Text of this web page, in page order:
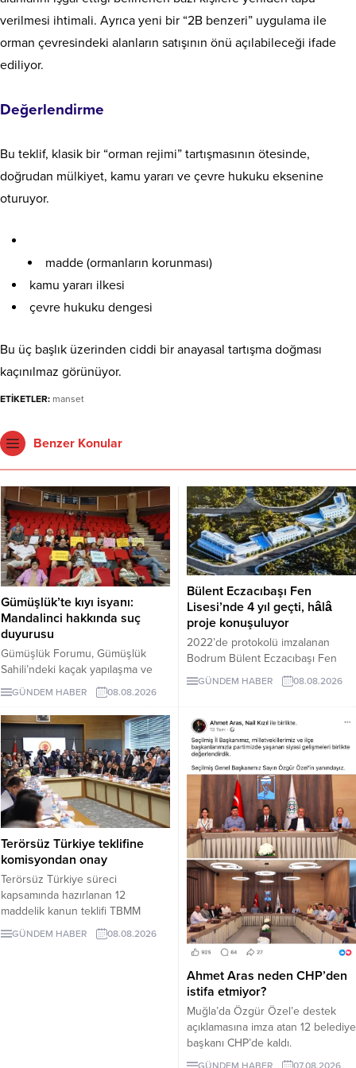
verilmesi ihtimali. Ayrıca yeni bir “2B benzeri” uygulama ile
orman çevresindeki alanların satışının önü açılabileceği ifade
ediliyor.
Değerlendirme
Bu teklif, klasik bir “orman rejimi” tartışmasının ötesinde,
doğrudan mülkiyet, kamu yararı ve çevre hukuku eksenine
oturuyor.
madde (ormanların korunması)
kamu yararı ilkesi
çevre hukuku dengesi
Bu üç başlık üzerinden ciddi bir anayasal tartışma doğması
kaçınılmaz görünüyor.
ETİKETLER: manset
Benzer Konular
Gümüşlük’te kıyı isyanı:
Mandalinci hakkında suç
duyurusu
Gümüşlük Forumu, Gümüşlük
Sahili’ndeki kaçak yapılaşma ve
Çayıraltı Halk Plajı’ndaki işgal
iddiaları nedeniyle Bodrum
Belediye Başkanı Tamer
Mandalinci hakkında suç
duyurusunda bulundu.
GÜNDEM HABER 08.08.2026
Bülent Eczacıbaşı Fen
Lisesi’nde 4 yıl geçti, hâlâ
proje konuşuluyor
2022’de protokolü imzalanan
Bodrum Bülent Eczacıbaşı Fen
Lisesi için dört yıl sonra hâlâ proje
süreci görüşülüyor. Okulun ne
kabul edeceği belirsiz.
GÜNDEM HABER 08.08.2026
Terörsüz Türkiye teklifine
komisyondan onay
Terörsüz Türkiye süreci
kapsamında hazırlanan 12
maddelik kanun teklifi TBMM
Adalet Komisyonunda kabul edildi.
Teklif 5 ve 10 yıllık erteleme
GÜNDEM HABER 08.08.2026
Ahmet Aras neden CHP’den
istifa etmiyor?
Muğla’da Özgür Özel’e destek
açıklamasına imza atan 12 belediye
başkanı CHP’de kaldı.
Milletvekilleri Yeni Parti’ye
GÜNDEM HABER 07.08.2026